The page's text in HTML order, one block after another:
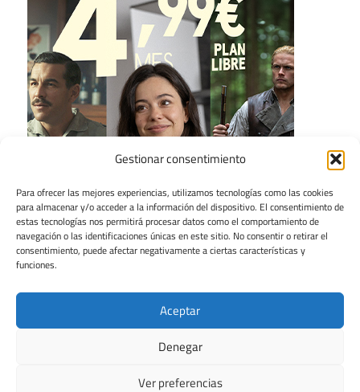
Gestionar consentimiento
Para ofrecer las mejores experiencias, utilizamos tecnologías como las cookies
para almacenar y/o acceder a la información del dispositivo. El consentimiento de
estas tecnologías nos permitirá procesar datos como el comportamiento de
navegación o las identificaciones únicas en este sitio. No consentir o retirar el
consentimiento, puede afectar negativamente a ciertas características y
funciones.
Aceptar
Denegar
Ver preferencias